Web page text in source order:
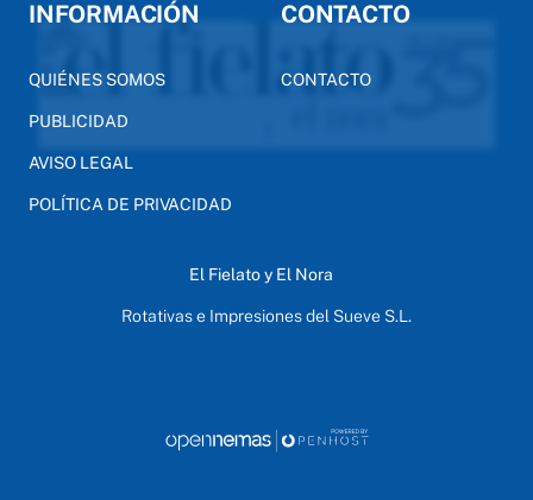
INFORMACIÓN
QUIÉNES SOMOS
PUBLICIDAD
AVISO LEGAL
POLÍTICA DE PRIVACIDAD
CONTACTO
CONTACTO
El Fielato y El Nora
Rotativas e Impresiones del Sueve S.L.